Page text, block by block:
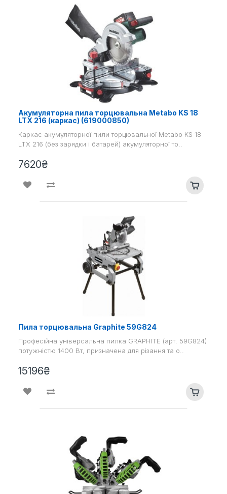
Акумуляторна пила торцювальна Metabo KS 18
LTX 216 (каркас) (619000850)
Каркас акумуляторної пили торцювальної Metabo KS 18
LTX 216 (без зарядки і батарей) акумуляторної то..
7620₴
Пила торцювальна Graphite 59G824
Професійна універсальна пилка GRAPHITE (арт. 59G824)
потужністю 1400 Вт, призначена для різання та о..
15196₴